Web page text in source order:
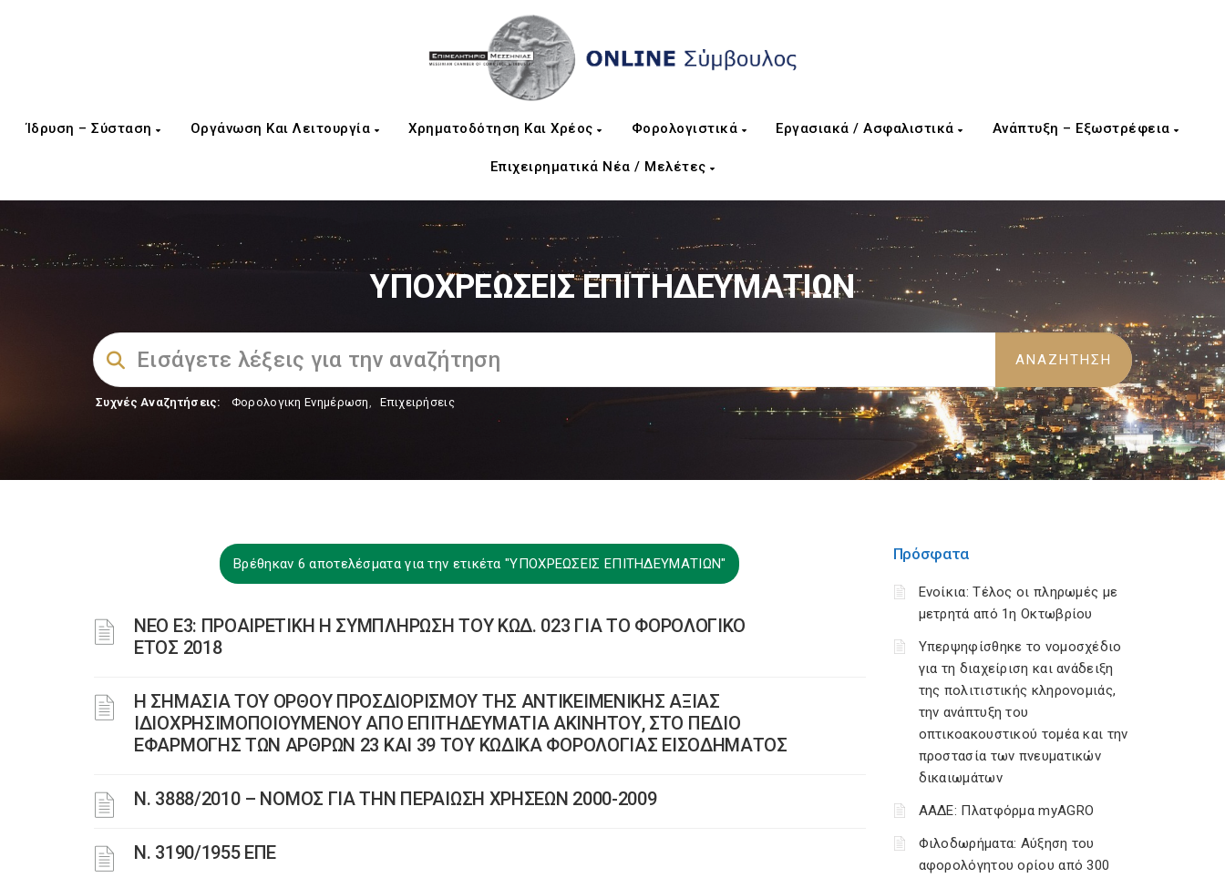
Ίδρυση – Σύσταση Οργάνωση Και Λειτουργία Χρηματοδότηση Και Χρέος Φορολογιστικά Εργασιακά / Ασφαλιστικά Ανάπτυξη – Εξωστρέφεια
Επιχειρηματικά Νέα / Μελέτες
ΥΠΟΧΡΕΩΣΕΙΣ ΕΠΙΤΗΔΕΥΜΑΤΙΩΝ
Συχνές Αναζητήσεις: Φορολογικη Ενημέρωση, Επιχειρήσεις
Βρέθηκαν 6 αποτελέσματα για την ετικέτα "ΥΠΟΧΡΕΩΣΕΙΣ ΕΠΙΤΗΔΕΥΜΑΤΙΩΝ"
ΝΕΟ Ε3: ΠΡΟΑΙΡΕΤΙΚΗ Η ΣΥΜΠΛΗΡΩΣΗ ΤΟΥ ΚΩΔ. 023 ΓΙΑ ΤΟ ΦΟΡΟΛΟΓΙΚΟ
ΕΤΟΣ 2018
Η ΣΗΜΑΣΙΑ ΤΟΥ ΟΡΘΟΥ ΠΡΟΣΔΙΟΡΙΣΜΟΥ ΤΗΣ ΑΝΤΙΚΕΙΜΕΝΙΚΗΣ ΑΞΙΑΣ
ΙΔΙΟΧΡΗΣΙΜΟΠΟΙΟΥΜΕΝΟΥ ΑΠΟ ΕΠΙΤΗΔΕΥΜΑΤΙΑ ΑΚΙΝΗΤΟΥ, ΣΤΟ ΠΕΔΙΟ
ΕΦΑΡΜΟΓΗΣ ΤΩΝ ΑΡΘΡΩΝ 23 ΚΑΙ 39 ΤΟΥ ΚΩΔΙΚΑ ΦΟΡΟΛΟΓΙΑΣ ΕΙΣΟΔΗΜΑΤΟΣ
Ν. 3888/2010 – ΝΟΜΟΣ ΓΙΑ ΤΗΝ ΠΕΡΑΙΩΣΗ ΧΡΗΣΕΩΝ 2000-2009
Ν. 3190/1955 ΕΠΕ
Πρόσφατα
Ενοίκια: Τέλος οι πληρωμές με
μετρητά από 1η Οκτωβρίου
Υπερψηφίσθηκε το νομοσχέδιο
για τη διαχείριση και ανάδειξη
της πολιτιστικής κληρονομιάς,
την ανάπτυξη του
οπτικοακουστικού τομέα και την
προστασία των πνευματικών
δικαιωμάτων
ΑΑΔΕ: Πλατφόρμα myAGRO
Φιλοδωρήματα: Αύξηση του
αφορολόγητου ορίου από 300